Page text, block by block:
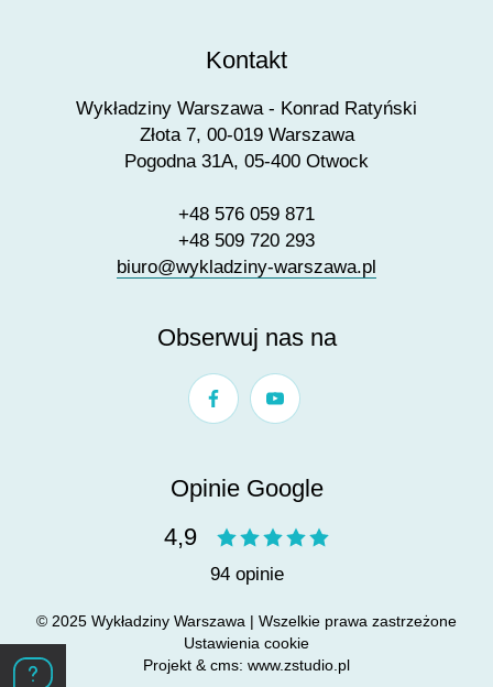
Kontakt
Wykładziny Warszawa - Konrad Ratyński
Złota 7, 00-019 Warszawa
Pogodna 31A, 05-400 Otwock
+48 576 059 871
+48 509 720 293
biuro@wykladziny-warszawa.pl
Obserwuj nas na
Opinie Google
4,9
94 opinie
© 2025 Wykładziny Warszawa | Wszelkie prawa zastrzeżone
Ustawienia cookie
Projekt &cms: www.zstudio.pl